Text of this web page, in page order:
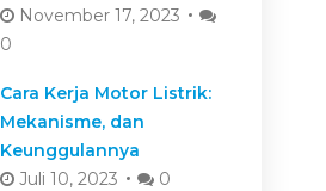
November 17, 2023
0
Cara Kerja Motor Listrik:
Mekanisme, dan
Keunggulannya
Juli 10, 2023
0